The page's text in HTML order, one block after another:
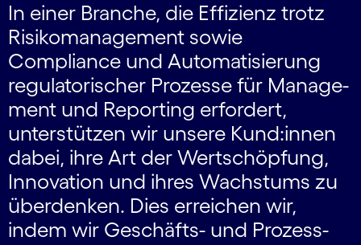
In einer Branche, die Effizienz trotz
Risiko­management sowie
Compliance und Auto­matisierung
regulatorischer Prozesse für Manage­
ment und Reporting erfordert,
unterstützen wir unsere Kund:innen
dabei, ihre Art der Wert­schöpfung,
Innovation und ihres Wachstums zu
überdenken. Dies erreichen wir,
indem wir Geschäfts- und Prozess­